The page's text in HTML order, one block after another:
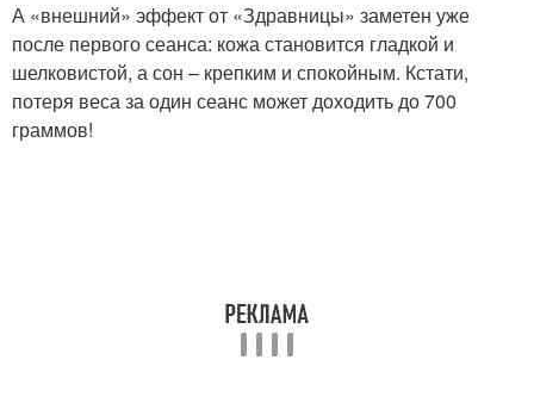
А «внешний» эффект от «Здравницы» заметен уже
после первого сеанса: кожа становится гладкой и
шелковистой, а сон – крепким и спокойным. Кстати,
потеря веса за один сеанс может доходить до 700
граммов!